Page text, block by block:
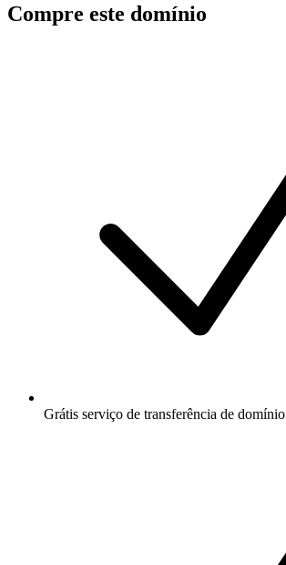
Compre este domínio
Grátis serviço de transferência de domínio